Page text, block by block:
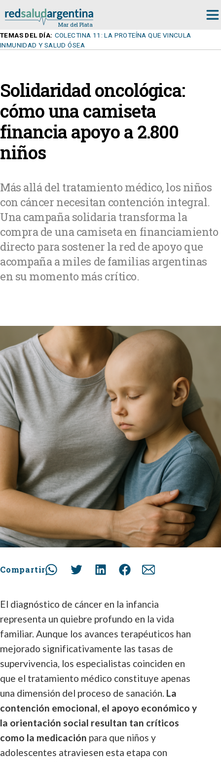
TEMAS DEL DÍA: COLECTINA 11: LA PROTEÍNA QUE VINCULA
INMUNIDAD Y SALUD ÓSEA
Solidaridad oncológica:
cómo una camiseta
financia apoyo a 2.800
niños
Más allá del tratamiento médico, los niños
con cáncer necesitan contención integral.
Una campaña solidaria transforma la
compra de una camiseta en financiamiento
directo para sostener la red de apoyo que
acompaña a miles de familias argentinas
en su momento más crítico.
Compartir
El diagnóstico de cáncer en la infancia
representa un quiebre profundo en la vida
familiar. Aunque los avances terapéuticos han
mejorado significativamente las tasas de
supervivencia, los especialistas coinciden en
que el tratamiento médico constituye apenas
una dimensión del proceso de sanación. La
contención emocional, el apoyo económico y
la orientación social resultan tan críticos
como la medicación para que niños y
adolescentes atraviesen esta etapa con